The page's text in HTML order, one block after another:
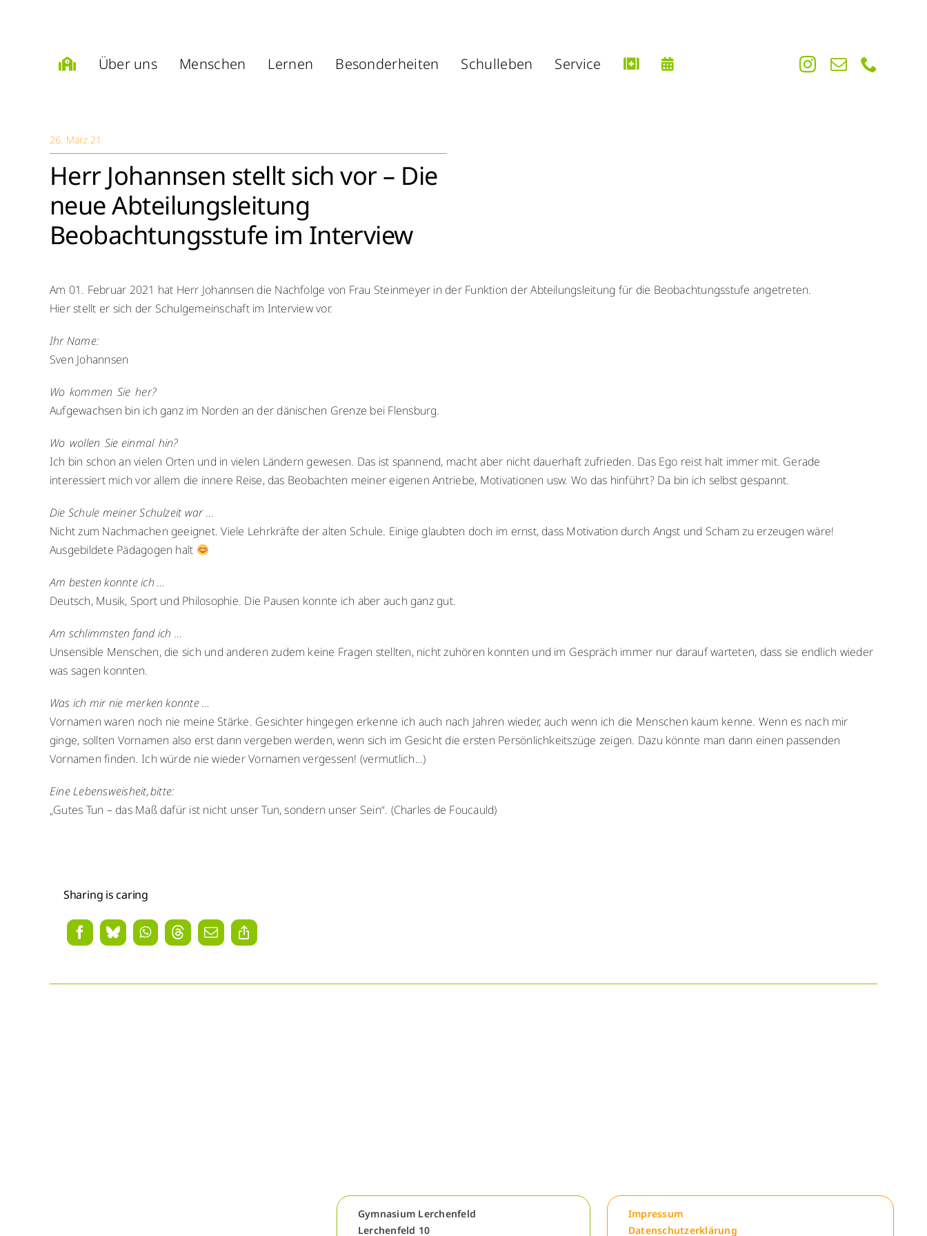
Über uns Menschen Lernen Besonderheiten Schulleben Service
26. März 21
Herr Johannsen stellt sich vor – Die
neue Abteilungsleitung
Beobachtungsstufe im Interview
Am 01. Februar 2021 hat Herr Johannsen die Nachfolge von Frau Steinmeyer in der Funktion der Abteilungsleitung für die Beobachtungsstufe angetreten.
Hier stellt er sich der Schulgemeinschaft im Interview vor.
Ihr Name:
Sven Johannsen
Wo kommen Sie her?
Aufgewachsen bin ich ganz im Norden an der dänischen Grenze bei Flensburg.
Wo wollen Sie einmal hin?
Ich bin schon an vielen Orten und in vielen Ländern gewesen. Das ist spannend, macht aber nicht dauerhaft zufrieden. Das Ego reist halt immer mit. Gerade
interessiert mich vor allem die innere Reise, das Beobachten meiner eigenen Antriebe, Motivationen usw. Wo das hinführt? Da bin ich selbst gespannt.
Die Schule meiner Schulzeit war …
Nicht zum Nachmachen geeignet. Viele Lehrkräfte der alten Schule. Einige glaubten doch im ernst, dass Motivation durch Angst und Scham zu erzeugen wäre!
Ausgebildete Pädagogen halt
Am besten konnte ich …
Deutsch, Musik, Sport und Philosophie. Die Pausen konnte ich aber auch ganz gut.
Am schlimmsten fand ich …
Unsensible Menschen, die sich und anderen zudem keine Fragen stellten, nicht zuhören konnten und im Gespräch immer nur darauf warteten, dass sie endlich wieder
was sagen konnten.
Was ich mir nie merken konnte …
Vornamen waren noch nie meine Stärke. Gesichter hingegen erkenne ich auch nach Jahren wieder, auch wenn ich die Menschen kaum kenne. Wenn es nach mir
ginge, sollten Vornamen also erst dann vergeben werden, wenn sich im Gesicht die ersten Persönlichkeitszüge zeigen. Dazu könnte man dann einen passenden
Vornamen finden. Ich würde nie wieder Vornamen vergessen! (vermutlich…)
Eine Lebensweisheit, bitte:
„Gutes Tun – das Maß dafür ist nicht unser Tun, sondern unser Sein“. (Charles de Foucauld)
Sharing is caring
Gymnasium Lerchenfeld
Lerchenfeld 10
Impressum
Datenschutzerklärung